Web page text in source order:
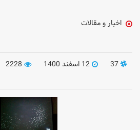
اخبار و مقالات
37 12 اسفند 1400 2228